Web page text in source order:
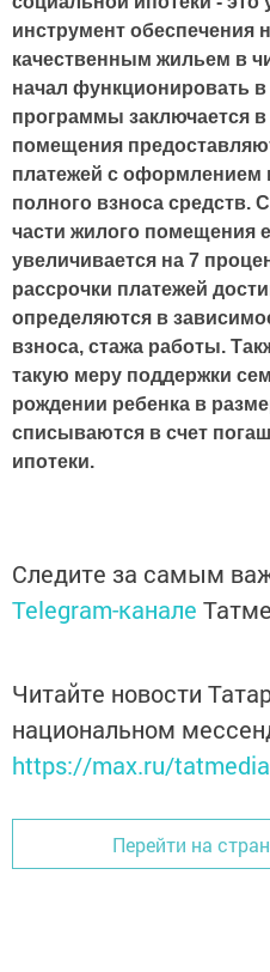
инструмент обеспечения
качественным жильем в
начал функционировать в
программы заключается
помещения
платежей с оформлением
полного взноса средств.
части жилого помещения
увеличивается на 7
рассрочки платежей
определяются в
взноса, стажа работы.
такую меру поддержки
рождении ребенка в
списываются в счет
ипотеки.
Следите за самым
Telegram-канале
Читайте новости
национальном
https://max.ru/tatmedia
Перейти на